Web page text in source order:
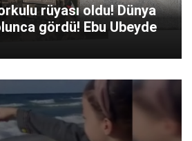
rüyası oldu! Dünya
gördü! Ebu Ubeyde